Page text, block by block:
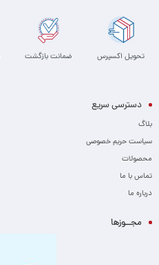
تحویل اکسپرس ضمانت بازگشت
دسترسی سریع
بلاگ
سیاست حریم خصوصی
محصولات
تماس با ما
درباره ما
مجــوزها